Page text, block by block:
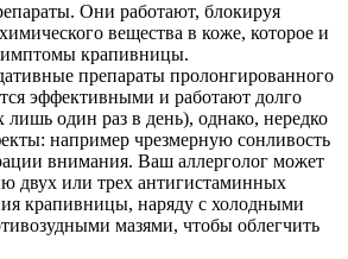
Они работают, блокируя
вещества в коже, которое и
крапивницы.
препараты пролонгированного
эффективными и работают долго
один раз в день), однако, нередко
например чрезмерную сонливость
внимания. Ваш аллерголог может
двух или трех антигистаминных
крапивницы, наряду с холодными
мазями, чтобы облегчить